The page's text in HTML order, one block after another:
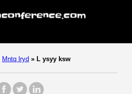
Mntq lryd » L ysyy ksw